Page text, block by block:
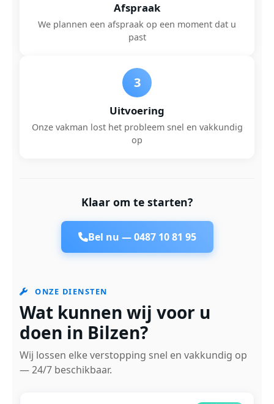
Afspraak
We plannen een afspraak op een moment dat u
past
3
Uitvoering
Onze vakman lost het probleem snel en vakkundig
op
Klaar om te starten?
Bel nu —0487 10 81 95
ONZE DIENSTEN
Wat kunnen wij voor u
doen in Bilzen?
Wij lossen elke verstopping snel en vakkundig op
— 24/7 beschikbaar.